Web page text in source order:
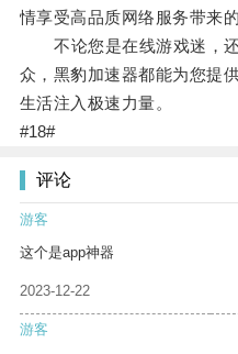
情享受高品质网络服务带来的
不论您是在线游戏迷，还
众，黑豹加速器都能为您提
生活注入极速力量。
#18#
评论
游客
这个是app神器
2023-12-22
游客